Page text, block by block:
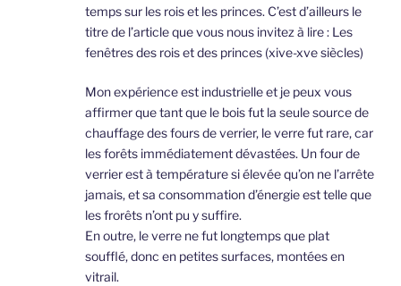
temps sur les rois et les princes. C’est d’ailleurs le
titre de l’article que vous nous invitez à lire : Les
fenêtres des rois et des princes (xive-xve siècles)
Mon expérience est industrielle et je peux vous
affirmer que tant que le bois fut la seule source de
chauffage des fours de verrier, le verre fut rare, car
les forêts immédiatement dévastées. Un four de
verrier est à température si élevée qu’on ne l’arrête
jamais, et sa consommation d’énergie est telle que
les frorêts n’ont pu y suffire.
En outre, le verre ne fut longtemps que plat
soufflé, donc en petites surfaces, montées en
vitrail.